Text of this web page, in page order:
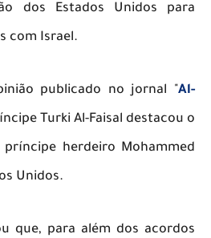
dos Estados Unidos para
com Israel.
publicado no jornal "Al-
Turki Al-Faisal destacou o
herdeiro Mohammed
Unidos.
que, para além dos acordos